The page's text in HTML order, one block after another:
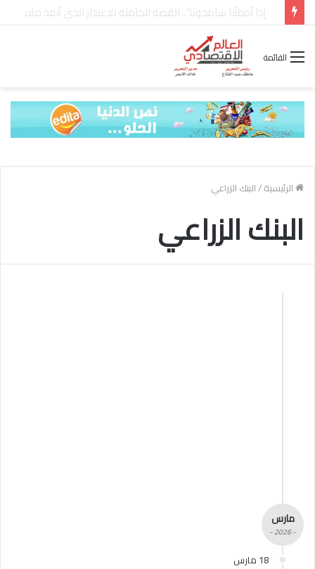
شركة “Scope Developments” تعلن تولي أحمد كمال عيسى منصب الرئيس التنفيذي للقطاع التجاري
القائمة
الرئيسية/البنك الزراعي
البنك الزراعي
مارس
- 2026 -
18 مارس